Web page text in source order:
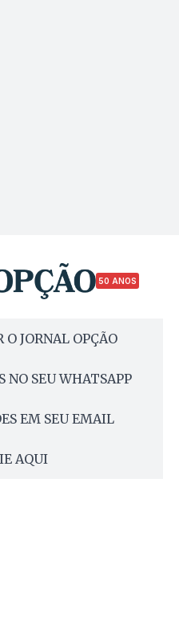
50 ANOS
O JORNAL OPÇÃO
NO SEU WHATSAPP
EM SEU EMAIL
AQUI